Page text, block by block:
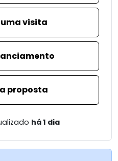
visita
proposta
há 1 dia